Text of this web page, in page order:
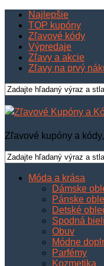
Najlepšie
TOP kupóny
Zľavové kódy
Výpredaje
Zľavy a akcie
Zľavy na prvý
Zľavové kupóny a
Móda a krása
Dámske
Pánske
Detské
Spodná
Obuv
Módne
Parfémy
Kozmetika